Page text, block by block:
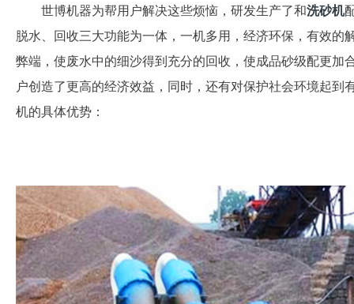
世博机器为帮用户解决这些烦恼，研发生产了和洗砂机
脱水、回收三大功能为一体，一机多用，经济环保，有效的
弊端，使废水中的细沙得到充分的回收，使成品砂级配更加
户创造了更高的经济效益，同时，还有对保护社会环境起到
机的具体优势：